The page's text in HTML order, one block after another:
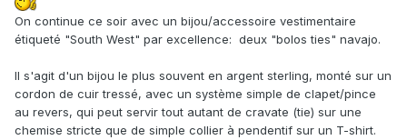
On continue ce soir avec un bijou/accessoire vestimentaire
étiqueté "South West" par excellence: deux "bolos ties" navajo.
Il s'agit d'un bijou le plus souvent en argent sterling, monté sur un
cordon de cuir tressé, avec un système simple de clapet/pince
au revers, qui peut servir tout autant de cravate (tie) sur une
chemise stricte que de simple collier à pendentif sur un T-shirt.